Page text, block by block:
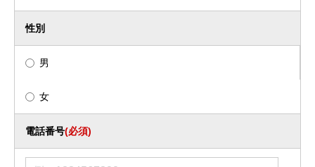
性別
男
女
電話番号(必須)